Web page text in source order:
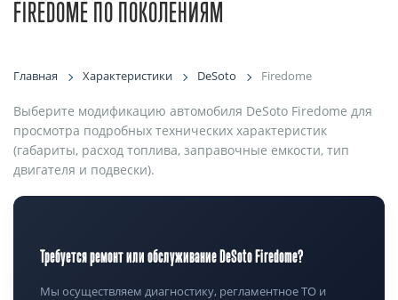
FIREDOME ПО ПОКОЛЕНИЯМ
Главная Характеристики DeSoto Firedome
Выберите модификацию автомобиля DeSoto Firedome для
просмотра подробных технических характеристик
(габариты, расход топлива, заправочные емкости, тип
двигателя и подвески).
Требуется ремонт или обслуживание DeSoto Firedome?
Мы осуществляем диагностику, регламентное ТО и